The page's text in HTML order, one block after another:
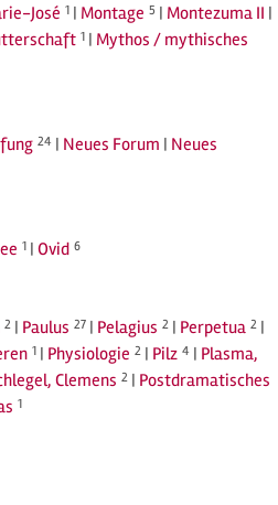
José 1 | Montage 5 | Montezuma II |
1 | Mythos / mythisches
24 | Neues Forum | Neues
1 | Ovid 6
2 | Paulus 27 | Pelagius 2 | Perpetua 2 |
1 | Physiologie 2 | Pilz 4 | Plasma,
Clemens 2 | Postdramatisches
1